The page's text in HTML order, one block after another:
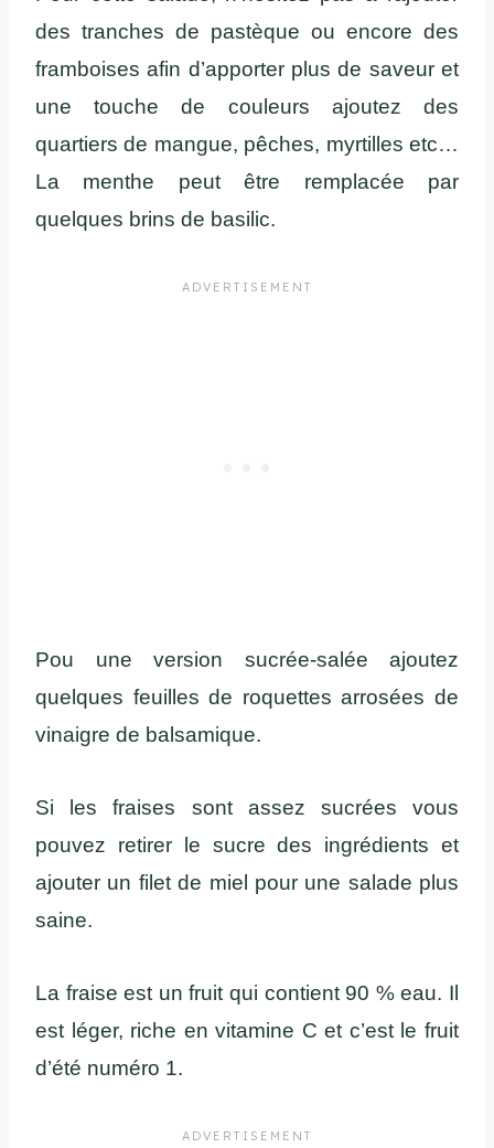
des tranches de pastèque ou encore des
framboises afin d’apporter plus de saveur et
une touche de couleurs ajoutez des
quartiers de mangue, pêches, myrtilles etc…
La menthe peut être remplacée par
quelques brins de basilic.
Pou une version sucrée-salée ajoutez
quelques feuilles de roquettes arrosées de
vinaigre de balsamique.
Si les fraises sont assez sucrées vous
pouvez retirer le sucre des ingrédients et
ajouter un filet de miel pour une salade plus
saine.
La fraise est un fruit qui contient 90 % eau. Il
est léger, riche en vitamine C et c’est le fruit
d’été numéro 1.